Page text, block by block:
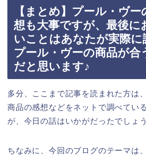
【まとめ】プール・ヴ
想も大事ですが、最後に
いことはあなたが実際に
プール・ヴーの商品が合
だと思います♪
多分、ここまで記事を読まれた方は
商品の感想などをネットで調べてい
が、今日の話はいかがだったでしょ
ちなみに、今回のブログのテーマは、